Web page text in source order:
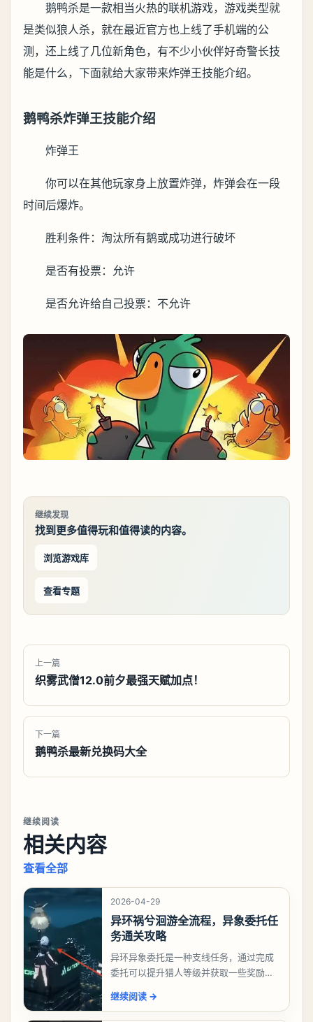
鹅鸭杀是一款相当火热的联机游戏，游戏类型就
是类似狼人杀，就在最近官方也上线了手机端的公
测，还上线了几位新角色，有不少小伙伴好奇警长技
能是什么，下面就给大家带来炸弹王技能介绍。
鹅鸭杀炸弹王技能介绍
炸弹王
你可以在其他玩家身上放置炸弹，炸弹会在一段
时间后爆炸。
胜利条件：淘汰所有鹅或成功进行破坏
是否有投票：允许
是否允许给自己投票：不允许
继续发现
找到更多值得玩和值得读的内容。
浏览游戏库
查看专题
上一篇
织雾武僧12.0前夕最强天赋加点！
下一篇
鹅鸭杀最新兑换码大全
继续阅读
相关内容
查看全部
2026-04-29
异环祸兮洄游全流程，异象委托任
务通关攻略
异环异象委托是一种支线任务，通过完成
委托可以提升猎人等级并获取一些奖励，
么做，下面就来告诉大家。异环异象委托
祸兮洄游任务攻略
继续阅读 →